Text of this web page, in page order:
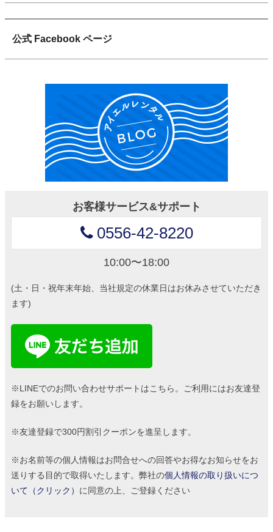
公式 Facebook ページ
お客様サービス&サポート
0556-42-8220
10:00〜18:00
(土・日・祝年末年始、当社規定の休業日はお休みさせていただき
ます)
※LINEでのお問い合わせサポートはこちら。ご利用にはお友達登
録をお願いします。
※友達登録で300円割引クーポンを進呈します。
※お名前等の個人情報はお問合せへの回答やお得なお知らせをお
送りする目的で取得いたします。弊社の個人情報の取り扱いにつ
いて（クリック） に同意の上、ご登録ください